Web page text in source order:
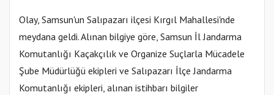
Olay, Samsun'un Salıpazarı ilçesi Kırgıl Mahallesi'nde
meydana geldi. Alınan bilgiye göre, Samsun İl Jandarma
Komutanlığı Kaçakçılık ve Organize Suçlarla Mücadele
Şube Müdürlüğü ekipleri ve Salıpazarı İlçe Jandarma
Komutanlığı ekipleri, alınan istihbarı bilgiler